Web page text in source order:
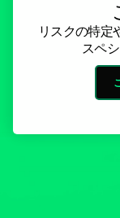
リスクの特定
スペ